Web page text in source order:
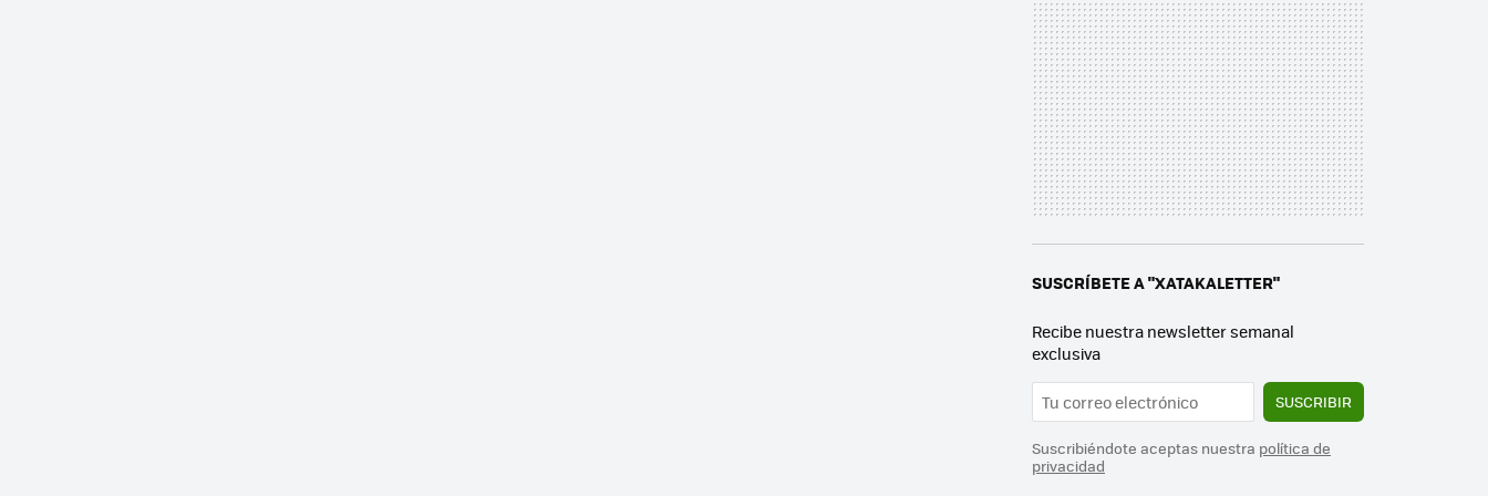
SUSCRÍBETE A "XATAKALETTER"
Recibe nuestra newsletter semanal
exclusiva
SUSCRIBIR
Suscribiéndote aceptas nuestra política de
privacidad